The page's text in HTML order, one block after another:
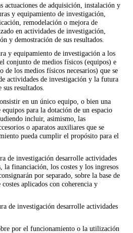
actuaciones de adquisición, instalación y
y equipamiento de investigación,
remodelación o mejora de
en actividades de investigación,
y demostración de sus resultados.
y equipamiento de investigación a los
conjunto de medios físicos (equipos) e
de los medios físicos necesarios) que se
actividades de investigación y la futura
resultados.
en un único equipo, o bien una
para la dotación de un espacio
incluir, asimismo, las
o aparatos auxiliares que se
pueda cumplir el propósito para el
de investigación desarrolle actividades
la financiación, los costes y los ingresos
por separado, sobre la base de
aplicados con coherencia y
de investigación desarrolle actividades
por el funcionamiento o la utilización